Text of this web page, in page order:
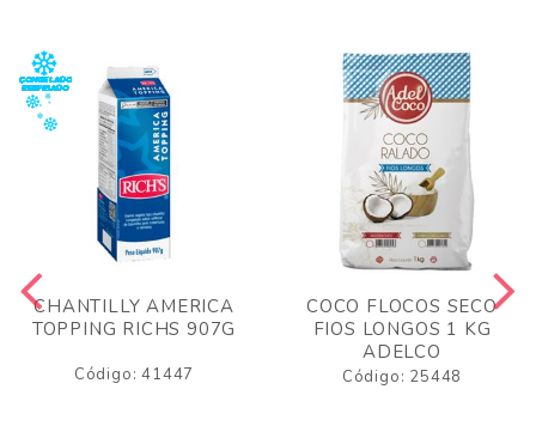
CHANTILLY AMERICA
TOPPING RICHS 907G
Código: 41447
COCO FLOCOS SECO
FIOS LONGOS 1 KG
ADELCO
Código: 25448